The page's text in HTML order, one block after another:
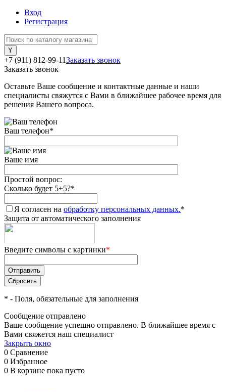
Вход
Регистрация
+7 (911) 812-99-11Заказать звонок
Заказать звонок
Оставьте Ваше сообщение и контактные данные и наши
специалисты свяжутся с Вами в ближайшее рабочее время для
решения Вашего вопроса.
Ваш телефон*
Ваше имя
Простой вопрос:
Сколько будет 5+5?*
Я согласен на обработку персональных данных.*
Защита от автоматического заполнения
Введите символы с картинки*
* - Поля, обязательные для заполнения
Сообщение отправлено
Ваше сообщение успешно отправлено. В ближайшее время с
Вами свяжется наш специалист
Закрыть окно
0 Сравнение
0 Избранное
0 В корзине пока пусто